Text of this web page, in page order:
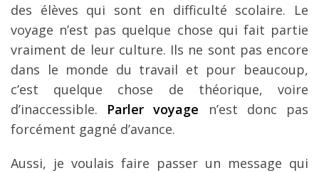
des élèves qui sont en difficulté scolaire. Le
voyage n’est pas quelque chose qui fait partie
vraiment de leur culture. Ils ne sont pas encore
dans le monde du travail et pour beaucoup,
c’est quelque chose de théorique, voire
d’inaccessible. Parler voyage n’est donc pas
forcément gagné d’avance.
Aussi, je voulais faire passer un message qui